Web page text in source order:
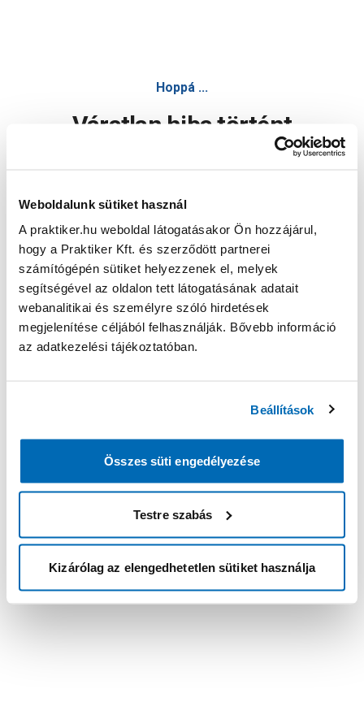
Weboldalunk sütiket használ
A praktiker.hu weboldal látogatásakor Ön hozzájárul,
hogy a Praktiker Kft. és szerződött partnerei
számítógépén sütiket helyezzenek el, melyek
segítségével az oldalon tett látogatásának adatait
webanalitikai és személyre szóló hirdetések
megjelenítése céljából felhasználják. Bővebb információ
az adatkezelési tájékoztatóban.
Beállítások
Összes süti engedélyezése
Testre szabás
Kizárólag az elengedhetetlen sütiket használja
Hoppá ...
Váratlan hiba történt
Oldal újratöltése